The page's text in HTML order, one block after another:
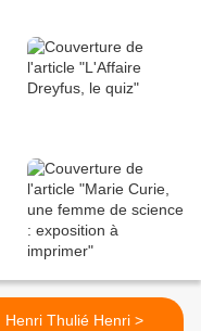
Henri Thulié Henri >